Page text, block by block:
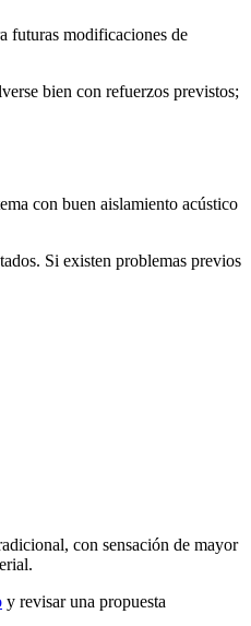
futuras modificaciones de
bien con refuerzos previstos;
con buen aislamiento acústico
Si existen problemas previos
con sensación de mayor
y revisar una propuesta